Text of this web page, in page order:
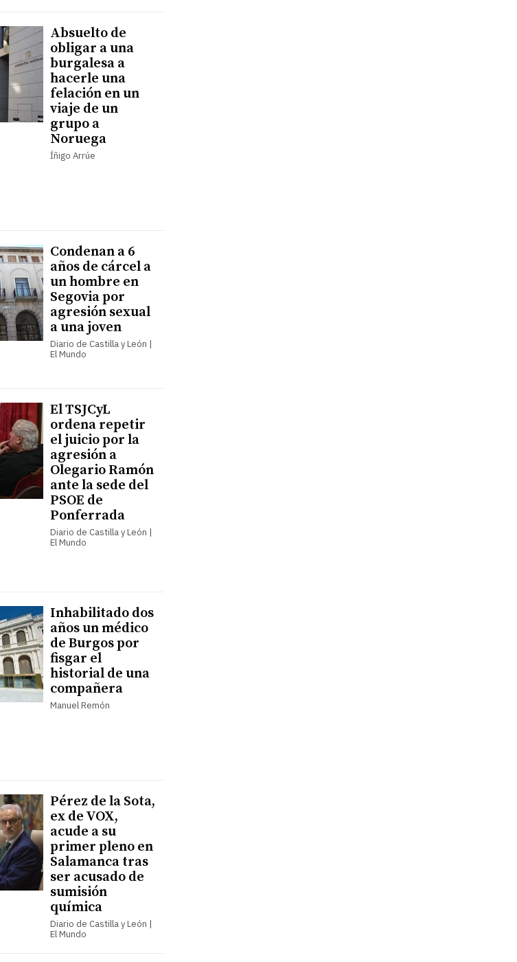
Absuelto de
obligar a una
burgalesa a
hacerle una
felación en un
viaje de un
grupo a
Noruega
Íñigo Arrúe
Condenan a 6
años de cárcel a
un hombre en
Segovia por
agresión sexual
a una joven
Diario de Castilla y León |
El Mundo
El TSJCyL
ordena repetir
el juicio por la
agresión a
Olegario Ramón
ante la sede del
PSOE de
Ponferrada
Diario de Castilla y León |
El Mundo
Inhabilitado dos
años un médico
de Burgos por
fisgar el
historial de una
compañera
Manuel Remón
Pérez de la Sota,
ex de VOX,
acude a su
primer pleno en
Salamanca tras
ser acusado de
sumisión
química
Diario de Castilla y León |
El Mundo